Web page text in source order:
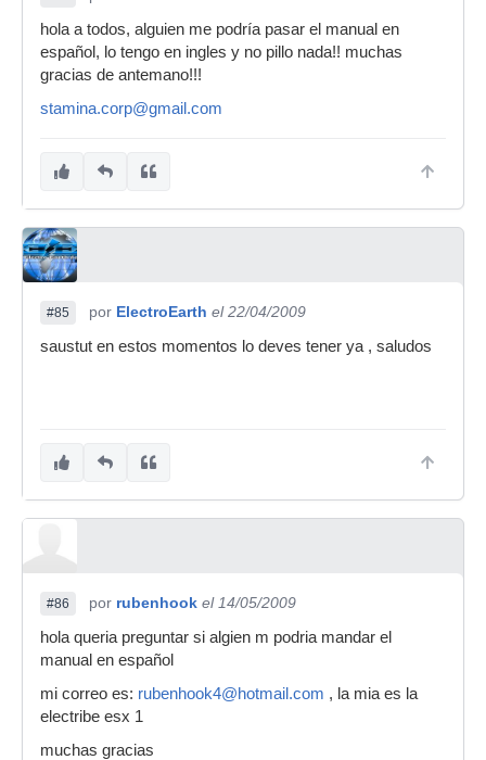
hola a todos, alguien me podría pasar el manual en
español, lo tengo en ingles y no pillo nada!! muchas
gracias de antemano!!!
stamina.corp@gmail.com
#85 por ElectroEarth el 22/04/2009
saustut en estos momentos lo deves tener ya , saludos
#86 por rubenhook el 14/05/2009
hola queria preguntar si algien m podria mandar el
manual en español
mi correo es: rubenhook4@hotmail.com , la mia es la
electribe esx 1
muchas gracias